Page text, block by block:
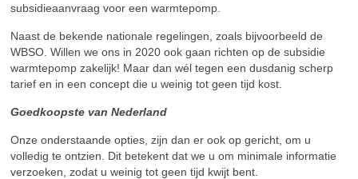
subsidieaanvraag voor een warmtepomp.
Naast de bekende nationale regelingen, zoals bijvoorbeeld de
WBSO. Willen we ons in 2020 ook gaan richten op de subsidie
warmtepomp zakelijk! Maar dan wél tegen een dusdanig scherp
tarief en in een concept die u weinig tot geen tijd kost.
Goedkoopste van Nederland
Onze onderstaande opties, zijn dan er ook op gericht, om u
volledig te ontzien. Dit betekent dat we u om minimale informatie
verzoeken, zodat u weinig tot geen tijd kwijt bent.